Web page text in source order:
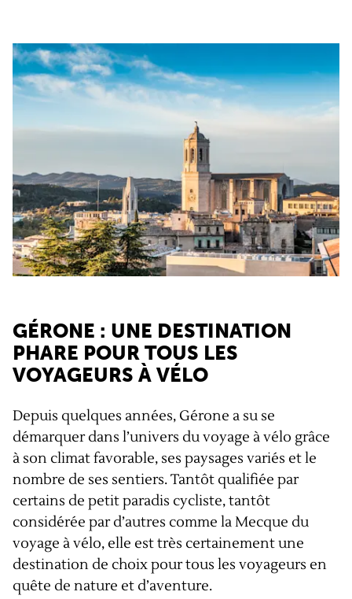
GÉRONE : UNE DESTINATION
PHARE POUR TOUS LES
VOYAGEURS À VÉLO
Depuis quelques années, Gérone a su se
démarquer dans l’univers du voyage à vélo grâce
à son climat favorable, ses paysages variés et le
nombre de ses sentiers. Tantôt qualifiée par
certains de petit paradis cycliste, tantôt
considérée par d’autres comme la Mecque du
voyage à vélo, elle est très certainement une
destination de choix pour tous les voyageurs en
quête de nature et d’aventure.